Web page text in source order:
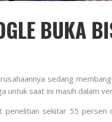
BUKA
sedang
untuk saat ini masih dalam
sekitar 55